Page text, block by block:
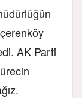
AK Parti